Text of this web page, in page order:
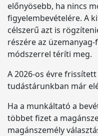
előnyösebb, ha nincs
figyelembevételére. A
célszerű azt is
részére az
módszerrel téríti meg.
A 2026-os évre frissített
tudástárunkban már
Ha a munkáltató a
többet fizet a
magánszemély